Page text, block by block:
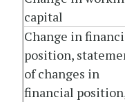
capital
Change in
position,
of changes in
financial